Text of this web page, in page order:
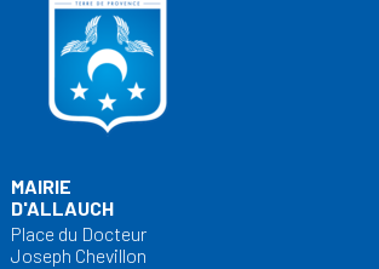
MAIRIE
D'ALLAUCH
Place du Docteur
Joseph Chevillon